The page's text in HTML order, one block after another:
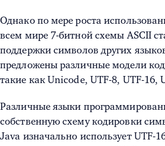
Однако по мере роста
всем мире 7-битной схемы ASCII
поддержки символов других
предложены различные модели
такие как Unicode, UTF-8, UTF-16,
Различные языки
собственную схему кодировки
Java изначально использует UTF-